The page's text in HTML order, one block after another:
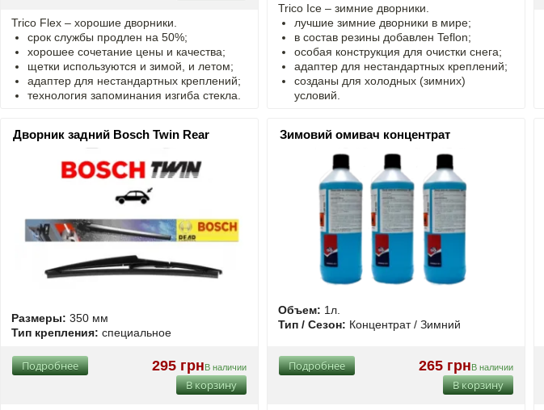
Trico Flex – хорошие дворники.
срок службы продлен на 50%;
хорошее сочетание цены и качества;
щетки используются и зимой, и летом;
адаптер для нестандартных креплений;
технология запоминания изгиба стекла.
Trico Ice – зимние дворники.
лучшие зимние дворники в мире;
в состав резины добавлен Teflon;
особая конструкция для очистки снега;
адаптер для нестандартных креплений;
созданы для холодных (зимних)
условий.
Дворник задний Bosch Twin Rear
Размеры: 350 мм
Тип крепления: специальное
295 грнВ наличии
Подробнее
В корзину
Зимовий омивач концентрат
Объем: 1л.
Тип / Сезон: Концентрат / Зимний
265 грнВ наличии
Подробнее
В корзину